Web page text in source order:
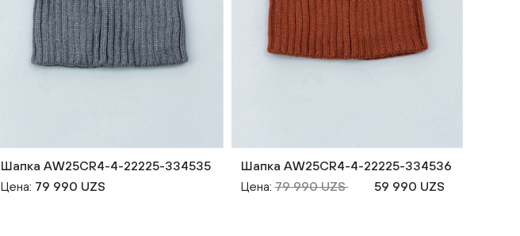
Шапка AW25CR4-4-22225-334535
Цена: 79 990 UZS
Шапка AW25CR4-4-22225-334536
Цена: 79 990 UZS 59 990 UZS